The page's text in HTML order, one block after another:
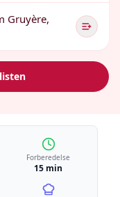
Gruyère,
Forberedelse
15 min